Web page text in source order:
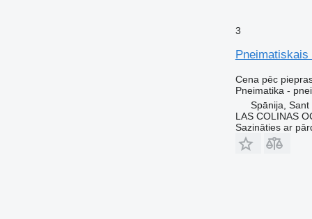
3
Cena pēc
Pneimatika -
Spānija,
LAS COLINAS
Sazināties ar